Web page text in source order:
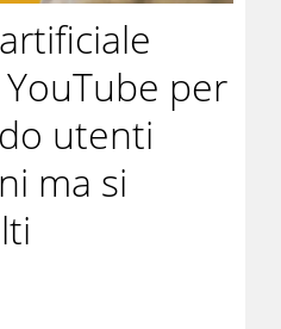
per
utenti
ma si